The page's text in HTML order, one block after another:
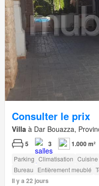
Consulter le prix
Villa à Dar Bouazza,
5 3 1.000 m²
Parking Climatisation
Bureau Entièrement meublé
Il y a 22 jours